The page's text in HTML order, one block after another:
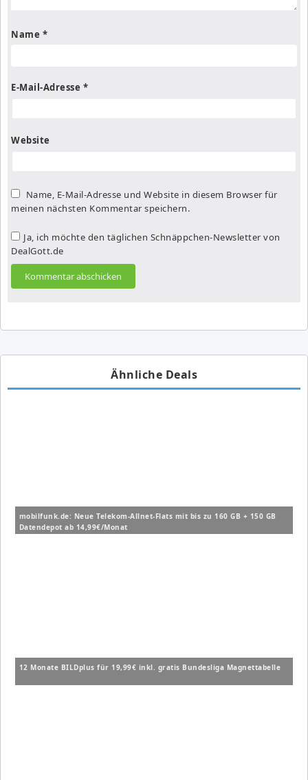
Name *
E-Mail-Adresse *
Website
Name, E-Mail-Adresse und Website in diesem Browser für
meinen nächsten Kommentar speichern.
Ja, ich möchte den täglichen Schnäppchen-Newsletter von
DealGott.de
Ähnliche Deals
mobilfunk.de: Neue Telekom-Allnet-Flats mit bis zu 160 GB + 150 GB
Datendepot ab 14,99€/Monat
12 Monate BILDplus für 19,99€ inkl. gratis Bundesliga Magnettabelle